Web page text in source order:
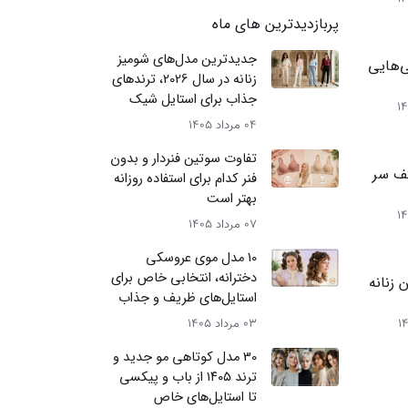
سر
پربازدیدترین های ماه
جدیدترین مدل‌های شومیز
زنانه در سال 2026، ترندهای
جذاب برای استایل شیک
04 مرداد 1405
تفاوت سوتین فنردار و بدون
فنر کدام برای استفاده روزانه
بهتر است
07 مرداد 1405
10 مدل موی عروسکی
دخترانه، انتخابی خاص برای
استایل‌های ظریف و جذاب
03 مرداد 1405
30 مدل کوتاهی مو جدید و
ترند ۱۴۰۵ از باب و پیکسی
تا استایل‌های خاص